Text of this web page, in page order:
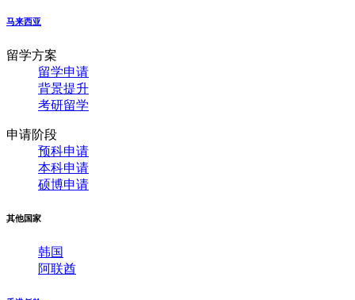
马来西亚
留学方案
留学申请
背景提升
考研留学
申请阶段
预科申请
本科申请
硕博申请
其他国家
韩国
阿联酋